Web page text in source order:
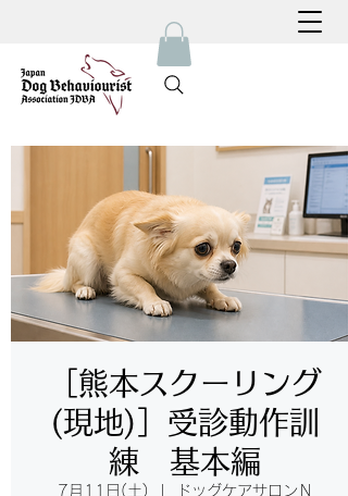
［熊本スクーリング
(現地)］受診動作訓
練 基本編
7月11日(土) ドッグケアサロンＮ